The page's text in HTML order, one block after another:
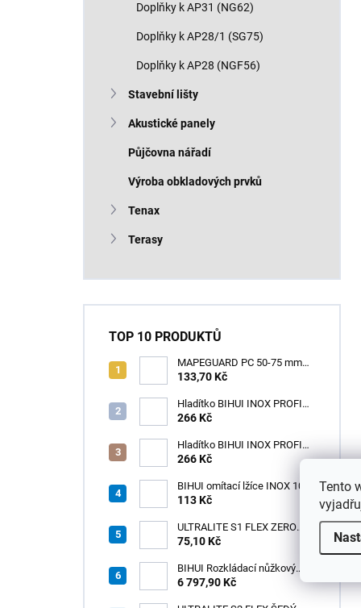
Tento
Doplňky k AP31 (NG62)
Doplňky k AP28/1 (SG75)
Doplňky k AP28 (NGF56)
Stavební lišty
Akustické panely
Půjčovna nářadí
Výroba obkladových prvků
Tenax
Terasy
TOP 10 PRODUKTŮ
MAPEGUARD PC 50-75 mm
(1box=25ks) /1ks
133,70 Kč
Hladítko BIHUI INOX PROFI
280 x 120 mm zub 12mm -
266 Kč
Hladítko BIHUI INOX PROFI
280 x 120 mm zub 3,2mm -
266 Kč
BIHUI omítací lžíce INOX 100
× 110 mm – měkká
113 Kč
ULTRALITE S1 FLEX ZERO
BÍLÝ NOVINKA/15kg
75,10 Kč
BIHUI Rozkládací nůžkový
pracovní stůl 221×113×73 cm
6 797,90 Kč